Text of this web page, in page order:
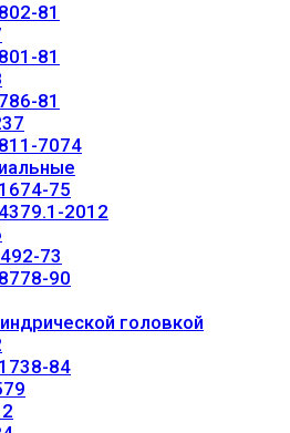
81
81
81
7074
75
2012
73
90
головкой
84